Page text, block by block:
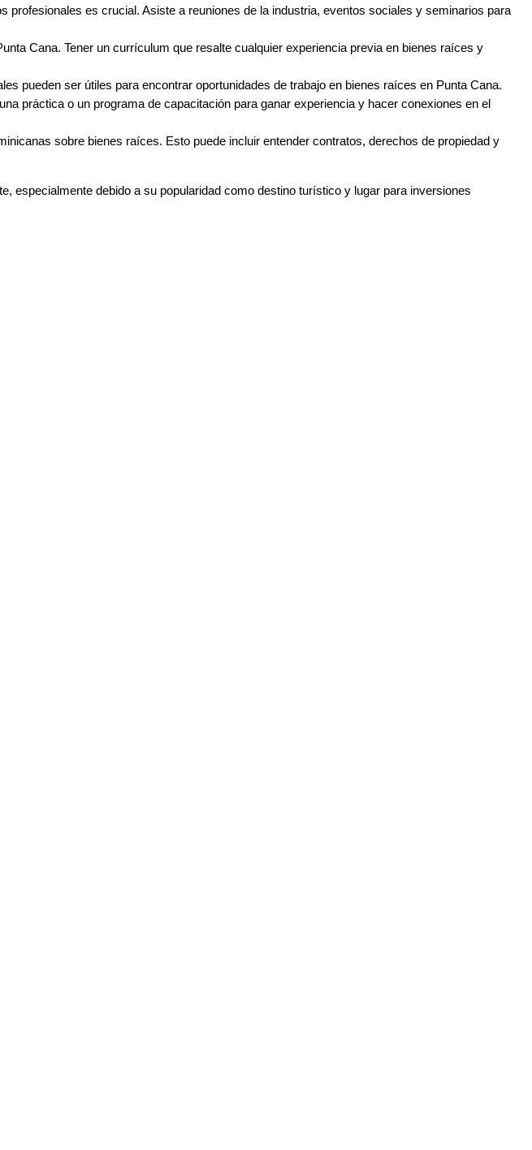
profesionales es crucial. Asiste a reuniones de la industria, eventos sociales y seminarios para
Cana. Tener un currículum que resalte cualquier experiencia previa en bienes raíces y
pueden ser útiles para encontrar oportunidades de trabajo en bienes raíces en Punta Cana.
práctica o un programa de capacitación para ganar experiencia y hacer conexiones en el
sobre bienes raíces. Esto puede incluir entender contratos, derechos de propiedad y
especialmente debido a su popularidad como destino turístico y lugar para inversiones